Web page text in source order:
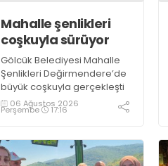
Mahalle şenlikleri
coşkuyla sürüyor
Gölcük Belediyesi Mahalle
Şenlikleri Değirmendere’de
büyük coşkuyla gerçekleşti
06 Ağustos 2026
Perşembe 17:16